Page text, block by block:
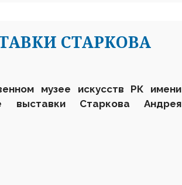
СТАРКОВА
музее искусств РК имени
выставки Старкова Андрея